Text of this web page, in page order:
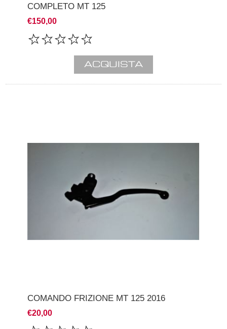
COMPLETO MT 125
€150,00
COMANDO FRIZIONE MT 125 2016
€20,00